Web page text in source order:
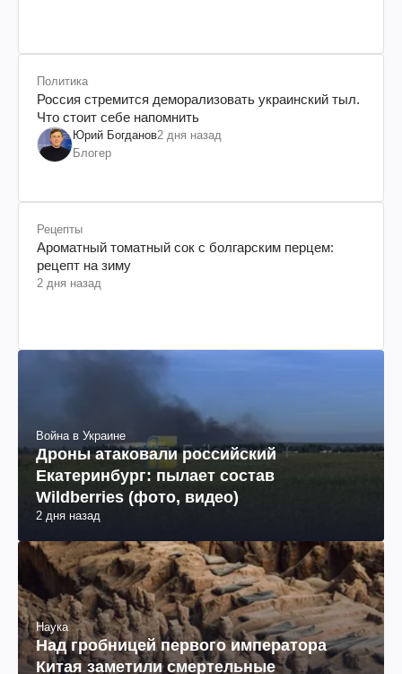
Политика
Россия стремится деморализовать украинский тыл.
Что стоит себе напомнить
Юрий Богданов2 дня назад
Блогер
Рецепты
Ароматный томатный сок с болгарским перцем:
рецепт на зиму
2 дня назад
Война в Украине
Дроны атаковали российский
Екатеринбург: пылает состав
Wildberries (фото, видео)
2 дня назад
Наука
Над гробницей первого императора
Китая заметили смертельные